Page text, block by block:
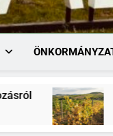
Szőlő
2026.07.31.